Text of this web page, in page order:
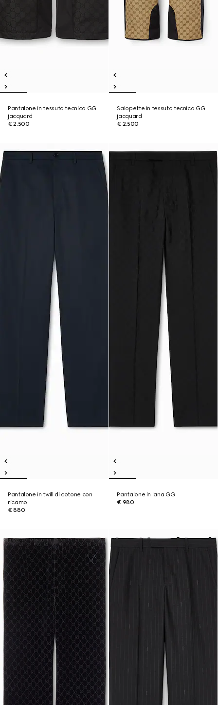
Pantalone in tessuto tecnico GG
jacquard
€ 2.500
Salopette in tessuto tecnico GG
jacquard
€ 2.500
Pantalone in twill di cotone con
ricamo
€ 880
Pantalone in lana GG
€ 980
Runway